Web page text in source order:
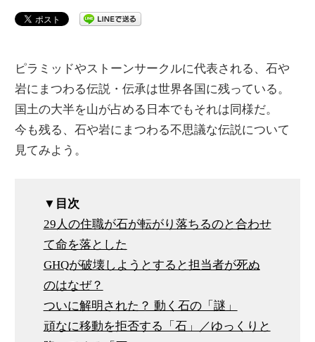
ピラミッドやストーンサークルに代表される、石や
岩にまつわる伝説・伝承は世界各国に残っている。
国土の大半を山が占める日本でもそれは同様だ。
今も残る、石や岩にまつわる不思議な伝説について
見てみよう。
▼目次
29人の住職が石が転がり落ちるのと合わせ
て命を落とした
GHQが破壊しようとすると担当者が死ぬ
のはなぜ？
ついに解明された？ 動く石の「謎」
頑なに移動を拒否する「石」／ゆっくりと